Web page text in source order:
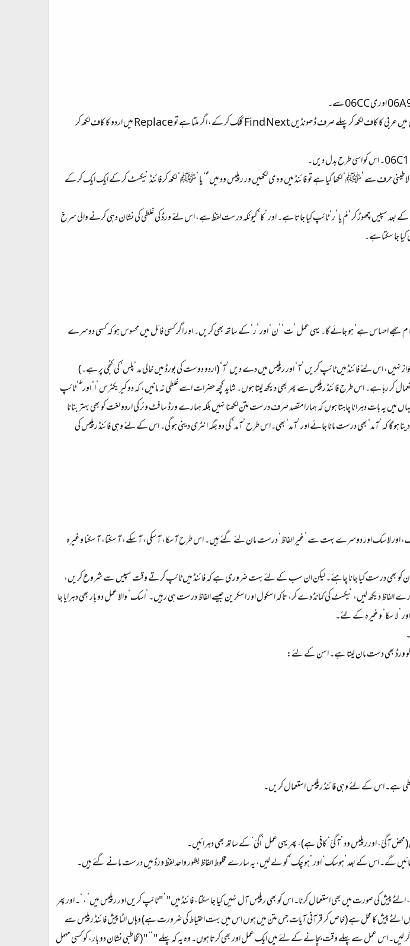
اس لئے پہلے تو ورڈ میں فائنڈ رپلیس والا ڈائلاگ باکس کھولیں (شارٹ کٹ کی، کنٹرول ایچ)، اس میں عربی کا کاف لکھ کر پہلے صرف ڈھونڈیں Find Next کلک کر کے، اگر ملتا ہے تو Replace میں اردو کا کاف لکھ کر
حرف سے ’ﷺ‘ لکھا گیا ہے تو فائنڈ میں وہ ی لکھیں ور رپلیس ود میں ’ ؐ‘ یا ’ﷺ‘ لکھ کر فائنڈ نیکسٹ کر کے ایک ایک کر کے
کے بعد سپیس چھوڑ کر ‘مُ یا ’ر‘ ٹائپ کیا جاتا ہے۔ اور ’کا‘ کیونکہ درست لفظ ہے، اس لئے ورڈ کی غلطی کی نشان دہی کرنے والی سرخ
جا سکتا ہے۔
م جھے احساس ہے‘ ہو جائے گا۔ یہی عمل ’ت‘ ’ن‘ اور ’ر‘ کے ساتھ بھی کریں۔ اور اگر کسی فائل میں محسوس ہو کہ کسی دوسرے
نہیں، اس لئے فائنڈ میں ٹائپ کریں ’آ‘ اور رپلیس میں دے دیں ’آ‘ (اردو دوست کی بورڈ میں خالی مد ’پلس‘ کی کنجی پر ہے۔)
کر رہا ہے۔ اس طرح فائنڈ رپلیس سے پھر بھی دیکھ لیتا ہوں۔ شاید کچھ حضرات اسے غلطی نہ مانیں، کہ دو کیریکٹرس ’ا‘ اور ’ ٓ‘ ٹائپ
یہ بات دہرانا چاہتا ہوں کہ ہمارا مقصد صرف درست متن لکھنا نہیں بلکہ ہمارے ورڈ سافٹ وئر کی اردو لغت کو بھی بہتر بنانا
گا کہ ’آمد‘ بھی درست مانا جائے اور ’آمد‘ بھی۔اس طرح ’آمد‘ کی دو جگہ انٹری دینی ہو گی۔ اس کے لئے وہی فائنڈ رپلیس کی
اور لا سک اور دوسرے بہت سے ’غیر الفاظ‘ درست مان لئے گئے ہیں۔ اس طرح آسکا، آ سکی، آ سکے، آ سکتا، آ سکنا وغیرہ
ان کو بھی درست کیا جانا چاہئے۔ لیکن ان سب کے لئے بہت ضروری ہے کہ فائنڈ میں ٹائپ کرتے وقت سپیس سے شروع کریں،
الفاظ دیکھ لیں، نیکسٹ کی کمانڈ دے کر، تاکہ اسکول اور اسکرین جیسے الفاظ درست ہی رہیں۔ ’اسک‘ والا عمل دو بار بھی دہرایا جا
’لا سکا‘ وغیرہ کے لئے۔
ورڈ بھی دست مان لیتا ہے۔ اسن کے لئے:
غلطی ہے۔ اس کے لئے وہی فائنڈ رپلیس استعمال کریں۔
آگئ، اور رپلیس ود ’آ گئ‘ کافی ہے)، پھر یہی عمل ’اگئ‘ کے ساتھ بھی دہرائیں۔
گے۔ اس کے بعد ’ہوسک‘ اور ’ہو چک‘ کو لے لیں، یہ سارے مخلوط الفاظ بطور واحد لفظ ورڈ میں درست مانے گئے ہیں۔
پیش کی صورت میں بھی استعمال کرنا۔ اس کو بھی رپلیس آل نہیں کیا جا سکتا، فائنڈ میں" ’ " ٹائپ کریں اور رپلیس میں’ ، ‘۔ اور پھر
الٹے پیش کا محل ہے (خاص کر قرآنی آیات جس متن میں ہوں اس میں بہت احتیاط کی ضرورت ہے) وہاں الٹا پیش فائنڈ رپلیس سے
کر لیں۔ اس عمل سے پہلے وقت بچانے کے لئے میں ایک عمل اور بھی کرتا ہوں۔ وہ یہ کہ پہلے " ‘‘ " (تخاطبی نشان دو بار، کو کسی مہمل